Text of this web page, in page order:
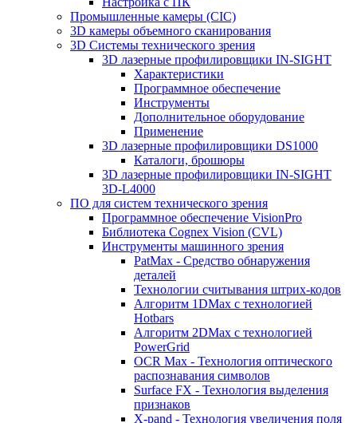
Промышленные камеры (CIC)
3D камеры объемного сканирования
3D Системы технического зрения
3D лазерные профилировщики IN-SIGHT
Характеристики
Программное обеспечение
Инструменты
Дополнительное оборудование
Применение
3D лазерные профилировщики DS1000
Каталоги, брошюры
3D лазерные профилировщики IN-SIGHT
3D-L4000
ПО для систем технического зрения
Программное обеспечение VisionPro
Библиотека Cognex Vision (CVL)
Инструменты машинного зрения
PatMax - Средство обнаружения
деталей
Технологии считывания штрих-кодов
Алгоритм 1DMax с технологией
Hotbars
Алгоритм 2DMax с технологией
PowerGrid
OCR Max - Технология оптического
распознавания символов
Surface FX - Технология выделения
признаков
X-pand - Технология увеличения поля